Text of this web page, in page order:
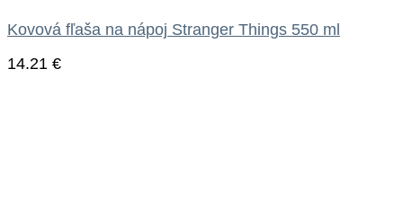
Kovová fľaša na nápoj Stranger Things 550 ml
14.21 €